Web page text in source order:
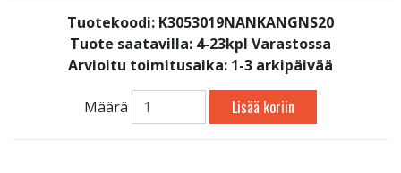
Tuotekoodi: K3053019NANKANGNS20
Tuote saatavilla: 4-23kpl Varastossa
Arvioitu toimitusaika: 1-3 arkipäivää
Määrä Lisää koriin